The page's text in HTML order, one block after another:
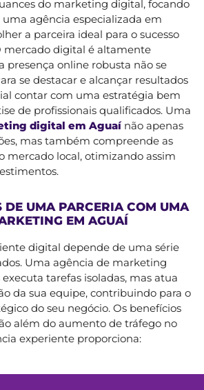
do marketing digital, focando
agência especializada em
a parceira ideal para o sucesso
mercado digital é altamente
presença online robusta não se
se destacar e alcançar resultados
contar com uma estratégia bem
de profissionais qualificados. Uma
digital em Aguaínão apenas
mas também compreende as
mercado local, otimizando assim
DE UMA PARCERIA COM UMA
EM AGUAÍ
digital depende de uma série
Uma agência de marketing
tarefas isoladas, mas atua
da sua equipe, contribuindo para o
do seu negócio. Os benefícios
além do aumento de tráfego no
experiente proporciona: